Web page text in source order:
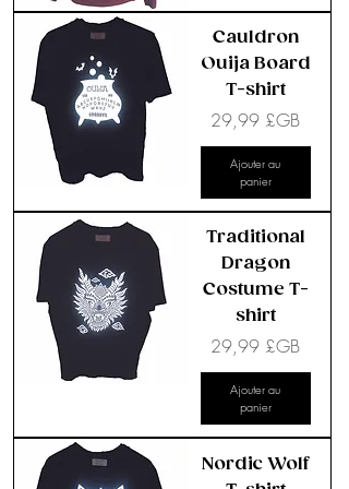
Cauldron
Ouija Board
T-shirt
Prix
29,99 £GB
Ajouter au
panier
Traditional
Dragon
Costume T-
shirt
Prix
29,99 £GB
Ajouter au
panier
Nordic Wolf